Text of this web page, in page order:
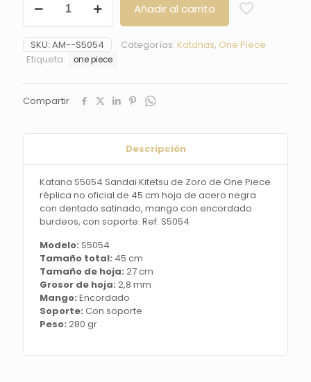
S5054
Kitetsu
de
Zoro
Piece
hoja
acero
dentado
satinado,
mango
encordado
burdeos,
Añadir al carrito
SKU: AM--S5054 Categorías: Katanas, One Piece
Etiqueta:
one piece
Compartir
Descripción
Katana S5054 Sandai Kitetsu de Zoro de One Piece
réplica no oficial de 45 cm hoja de acero negra
con dentado satinado, mango con encordado
burdeos, con soporte. Ref. S5054
Modelo: S5054
Tamaño total: 45 cm
Tamaño de hoja: 27 cm
Grosor de hoja: 2,8 mm
Mango: Encordado
Soporte: Con soporte
Peso: 280 gr